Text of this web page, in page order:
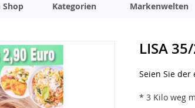
Shop Kategorien Markenwelten
LISA
Seien Sie
* 3 Kilo weg